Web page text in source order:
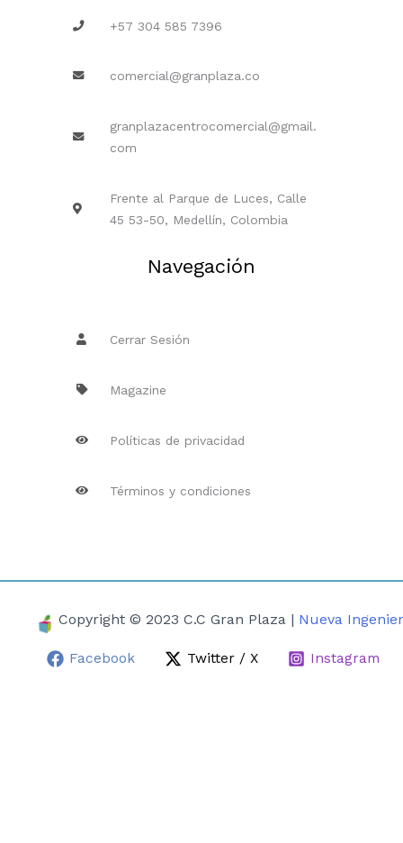
+57 304 585 7396
comercial@granplaza.co
granplazacentrocomercial@gmail.
com
Frente al Parque de Luces, Calle
45 53-50, Medellín, Colombia
Navegación
Cerrar Sesión
Magazine
Políticas de privacidad
Términos y condiciones
Copyright © 2023 C.C Gran Plaza | Nueva
Facebook Twitter / X Instagram